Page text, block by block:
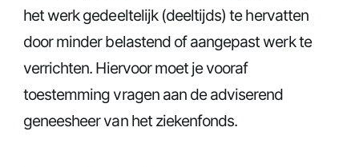
het werk gedeeltelijk (deeltijds) te hervatten
door minder belastend of aangepast werk te
verrichten. Hiervoor moet je vooraf
toestemming vragen aan de adviserend
geneesheer van het ziekenfonds.